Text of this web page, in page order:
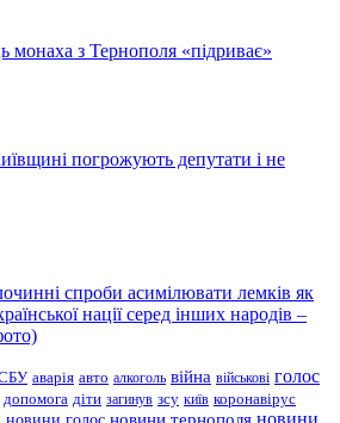
монаха з Тернополя «підриває»
погрожують депутати і не
спроби асимілювати лемків як
нації серед інших народів –
аварія авто алкоголь війна військові голос
допомога діти загинув зсу київ коронавірус